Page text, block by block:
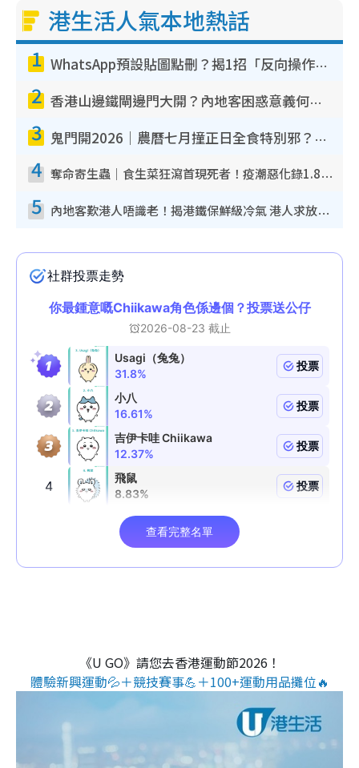
港生活人氣本地熱話
1 WhatsApp預設貼圖點刪？揭1招「反向操作」還原簡潔介面 附3步實測教學
2 香港山邊鐵閘邊門大開？內地客困惑意義何在！網民神回覆：呢種叫法理性防禦
3 鬼門開2026｜農曆七月撞正日全食特別邪？專家警告切忌做一事！揭4大禁忌+2招保平安
4 奪命寄生蟲｜食生菜狂瀉首現死者！疫潮惡化錄1.8萬宗病例 揭洗菜3大謬誤
5 內地客歎港人唔識老！揭港鐵保鮮級冷氣 港人求放過：咪投訴
《U GO》請您去香港運動節2026！
體驗新興運動💦＋競技賽事💪＋100+運動用品攤位🔥